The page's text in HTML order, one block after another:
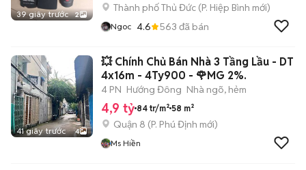
39 giây trước 2
Thành phố Thủ Đức (P. Hiệp Bình mới)
Ngoc 4.6 563 đã bán
41 giây trước 4
💥 Chính Chủ Bán Nhà 3 Tầng Lầu - DT
4x16m - 4Ty900 - 🌹MG 2%.
4 PN Hướng Đông Nhà ngõ, hẻm
4,9 tỷ 84 tr/m² 58 m²
Quận 8 (P. Phú Định mới)
Ms Hiền